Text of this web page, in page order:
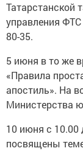
Татарстанской
управления
80-35.
5 июня в то же
«Правила
апостиль». На
Министерства
10 июня с 10.00
посвящены